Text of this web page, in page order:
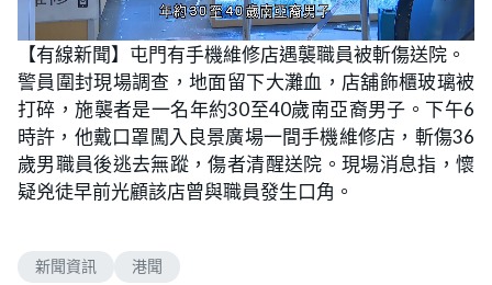
U
n
m
u
t
e
L
o
a
e
d
:
7
7
.
4
%
【有線新聞】屯門有手機維修店遇襲職員被斬傷送院。
警員圍封現場調查，地面留下大灘血，店舖飾櫃玻璃被
打碎，施襲者是一名年約30至40歲南亞裔男子。下午6
時許，他戴口罩闖入良景廣場一間手機維修店，斬傷36
歲男職員後逃去無蹤，傷者清醒送院。現場消息指，懷
疑兇徒早前光顧該店曾與職員發生口角。
新聞資訊 港聞